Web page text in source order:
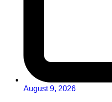
August 9, 2026